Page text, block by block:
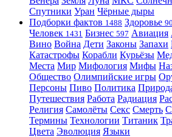
Спутники Уран Чёрные дыры
Подборки фактов 1488 Здоровье
Человек 1431 Бизнес 597 Авиация
Вино Война Дети Законы Запахи
Катастрофы Корабли Курьёзы
Места Мир Мифология Мифы
Общество Олимпийские игры
Персоны Пиво Политика
Путешествия Работа Радиация
Религия Самолёты Секс Смерть
Термины Технологии Титаник
Цвета Эволюция Языки